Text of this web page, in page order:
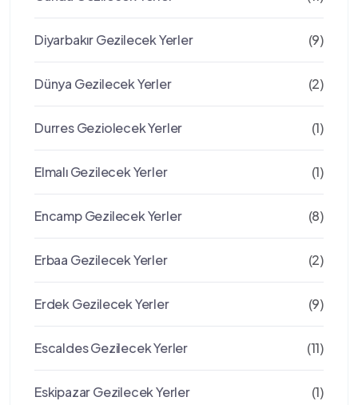
Diyarbakır Gezilecek Yerler (9)
Dünya Gezilecek Yerler (2)
Durres Geziolecek Yerler (1)
Elmalı Gezilecek Yerler (1)
Encamp Gezilecek Yerler (8)
Erbaa Gezilecek Yerler (2)
Erdek Gezilecek Yerler (9)
Escaldes Gezilecek Yerler (11)
Eskipazar Gezilecek Yerler (1)